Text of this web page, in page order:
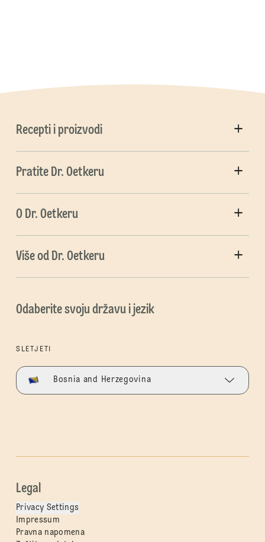
Recepti i proizvodi
Pratite Dr. Oetkeru
O Dr. Oetkeru
Više od Dr. Oetkeru
Odaberite svoju državu i jezik
SLETJETI
Bosnia and Herzegovina
Legal
Privacy Settings
Impressum
Pravna napomena